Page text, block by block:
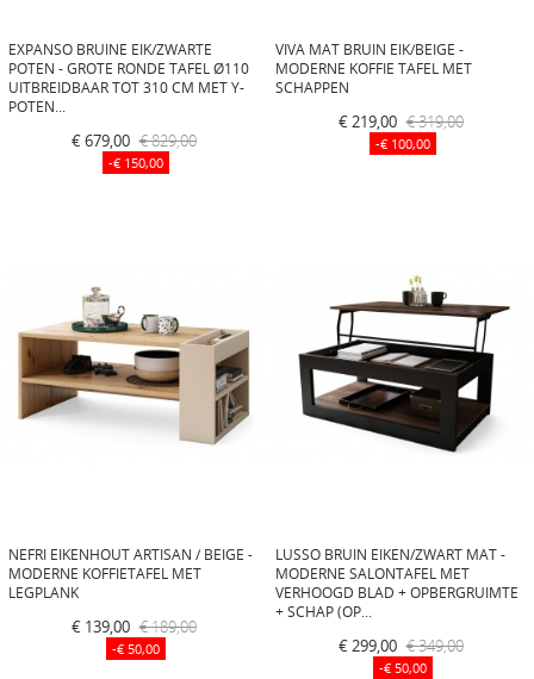
EXPANSO BRUINE EIK/ZWARTE
POTEN - GROTE RONDE TAFEL Ø110
UITBREIDBAAR TOT 310 CM MET Y-
POTEN...
€ 679,00 € 829,00
-€ 150,00
VIVA MAT BRUIN EIK/BEIGE -
MODERNE KOFFIE TAFEL MET
SCHAPPEN
€ 219,00 € 319,00
-€ 100,00
NEFRI EIKENHOUT ARTISAN / BEIGE -
MODERNE KOFFIETAFEL MET
LEGPLANK
€ 139,00 € 189,00
-€ 50,00
LUSSO BRUIN EIKEN/ZWART MAT -
MODERNE SALONTAFEL MET
VERHOOGD BLAD + OPBERGRUIMTE
+ SCHAP (OP...
€ 299,00 € 349,00
-€ 50,00